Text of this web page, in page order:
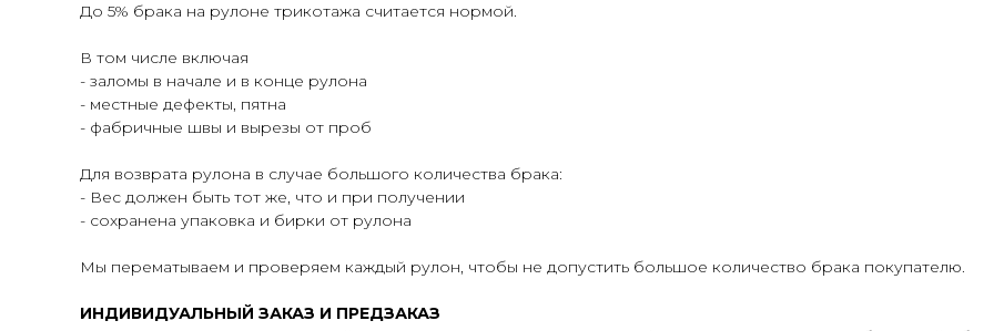
До 5% брака на рулоне трикотажа считается нормой.
В том числе включая
- заломы в начале и в конце рулона
- местные дефекты, пятна
- фабричные швы и вырезы от проб
Для возврата рулона в случае большого количества брака:
- Вес должен быть тот же, что и при получении
- сохранена упаковка и бирки от рулона
Мы перематываем и проверяем каждый рулон, чтобы не допустить большое количество брака покупателю.
ИНДИВИДУАЛЬНЫЙ ЗАКАЗ И ПРЕДЗАКАЗ